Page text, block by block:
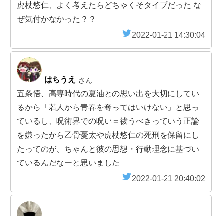
虎杖悠仁、よく考えたらどちゃくそタイプだった な
ぜ気付かなかった？？
2022-01-21 14:30:04
はちうえ さん
五条悟、高専時代の夏油との思い出を大切にしてい
るから「若人から青春を奪ってはいけない」と思っ
ているし、呪術界での呪い＝祓うべきっていう正論
を嫌ったから乙骨憂太や虎杖悠仁の死刑を保留にし
たってのが、ちゃんと彼の思想・行動理念に基づい
ているんだなーと思いました
2022-01-21 20:40:02